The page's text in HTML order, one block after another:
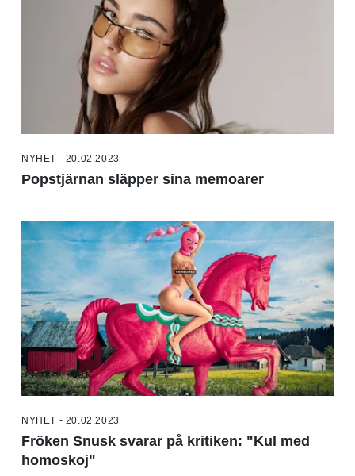
NYHET - 20.02.2023
Popstjärnan släpper sina memoarer
NYHET - 20.02.2023
Fröken Snusk svarar på kritiken: "Kul med
homoskoj"